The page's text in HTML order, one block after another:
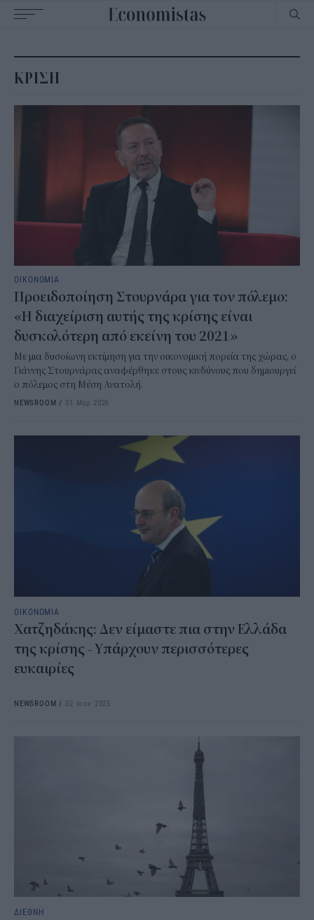
navigation
ΚΡΙΣΗ
ΟΙΚΟΝΟΜΙΑ
Προειδοποίηση Στουρνάρα για τον πόλεμο:
«Η διαχείριση αυτής της κρίσης είναι
δυσκολότερη από εκείνη του 2021»
Με μια δυσοίωνη εκτίμηση για την οικονομική πορεία της χώρας, ο
Γιάννης Στουρνάρας αναφέρθηκε στους κινδύνους που δημιουργεί
ο πόλεμος στη Μέση Ανατολή.
NEWSROOM / 31 Μαρ 2026
ΟΙΚΟΝΟΜΙΑ
Χατζηδάκης: Δεν είμαστε πια στην Ελλάδα
της κρίσης - Υπάρχουν περισσότερες
ευκαιρίες
NEWSROOM / 02 Ιουν 2025
ΔΙΕΘΝΗ